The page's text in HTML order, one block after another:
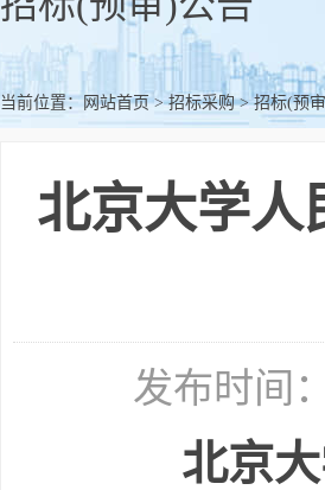
当前位置：网站首页>招标采购>招标(预
北京大学人
发布时间
北京